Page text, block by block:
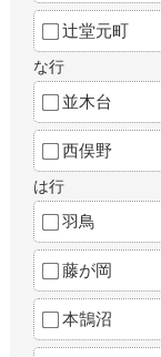
辻堂元町
な行
並木台
西俣野
は行
羽鳥
藤が岡
本鵠沼